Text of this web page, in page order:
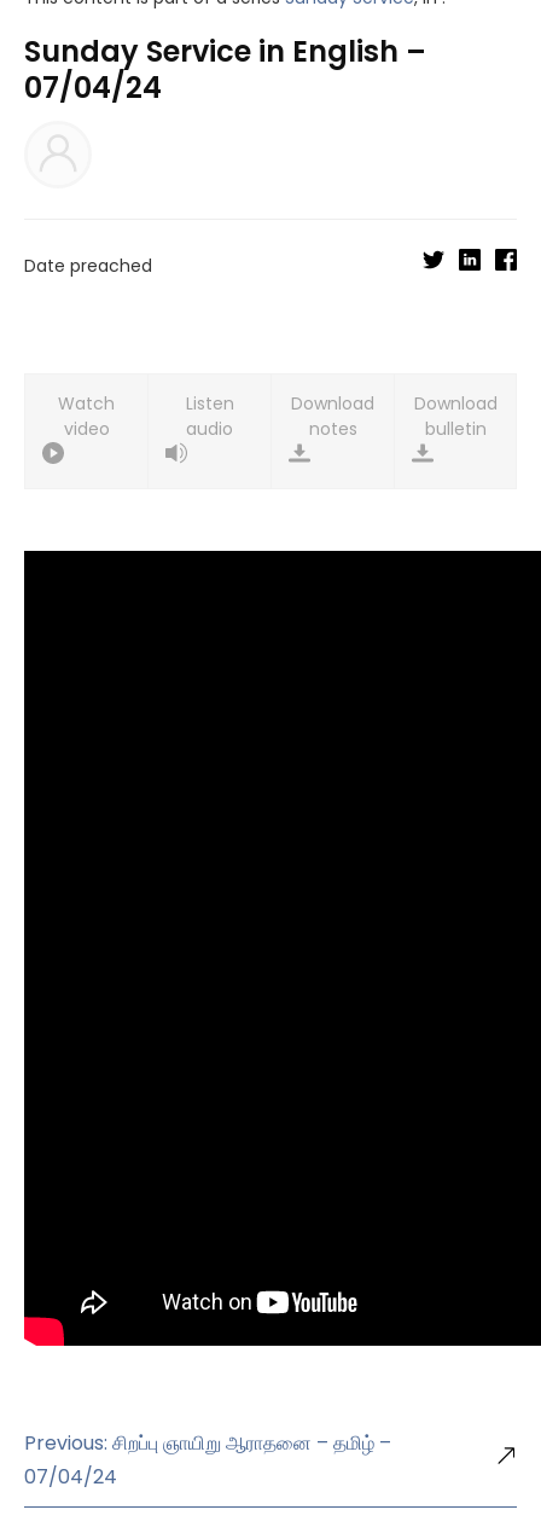
Sunday Service in English –
07/04/24
Date preached
Watch
video
Listen
audio
Download
notes
Download
bulletin
Previous: சிறப்பு ஞாயிறு ஆராதனை – தமிழ் –
07/04/24